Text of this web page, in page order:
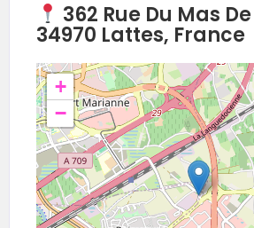
FORMAT DE COMPÉTITION :
Poids Open pour tous.
FORMAT TEAM :
Double Femme · Double
362 Rue Du Mas
34970 Lattes, France
+
−